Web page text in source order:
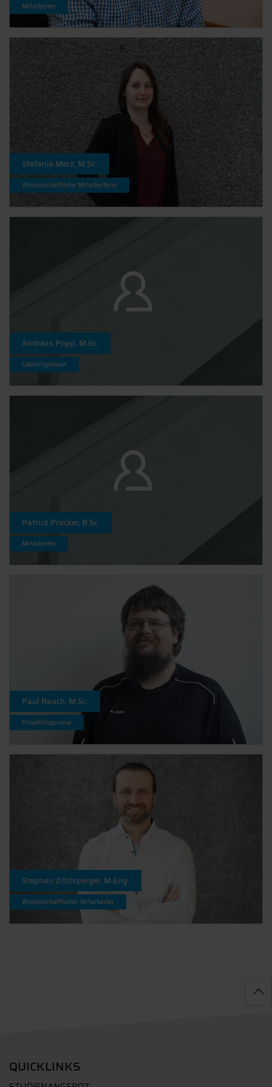
Mitarbeiter
Stefanie Merz, M.Sc.
Wissenschaftliche Mitarbeiterin
Andreas Popp, M.Sc.
Laboringenieur
Patrick Prucker, B.Sc.
Mitarbeiter
Paul Rauch, M.Sc.
Projektingenieur
Stephan Zitzlsperger, M.Eng.
Wissenschaftlicher Mitarbeiter
QUICKLINKS